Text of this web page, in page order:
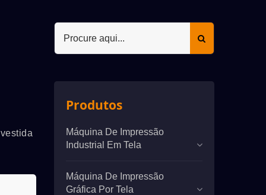
Produtos
Máquina De Impressão
Industrial Em Tela
Máquina De Impressão
Gráfica Por Tela